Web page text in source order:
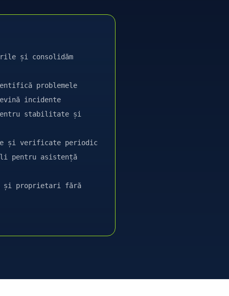
și consolidăm
problemele
incidente
stabilitate și
și verificate periodic
pentru asistență
și proprietari fără